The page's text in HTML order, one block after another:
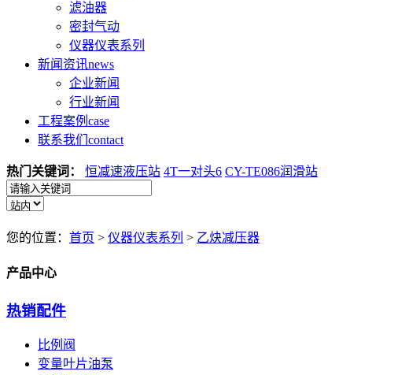
滤油器
密封气动
仪器仪表系列
新闻资讯news
企业新闻
行业新闻
工程案例 case
联系我们 contact
热门关键词： 恒减速液压站 4T一对头6 CY-TE086润滑站
您的位置： 首页 > 仪器仪表系列 > 乙炔减压器
产品中心
热销配件
比例阀
变量叶片油泵